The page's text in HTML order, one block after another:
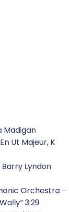
Madigan
Ut Majeur, K
Lyndon
Orchestra –
3:29